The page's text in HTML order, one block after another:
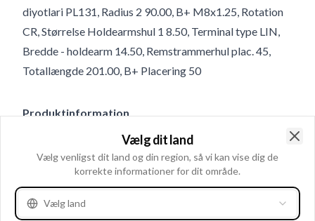
diyotlari PL131, Radius 2 90.00, B+ M8x1.25, Rotation
CR, Størrelse Holdearmshul 1 8.50, Terminal type LIN,
Bredde - holdearm 14.50, Remstrammerhul plac. 45,
Totallængde 201.00, B+ Placering 50
Produktinformation
Elektriske oplysninger
Amp.
Vælg dit land
Vælg venligst dit land og din region, så vi kan vise dig de
korrekte informationer for dit område.
Vælg land